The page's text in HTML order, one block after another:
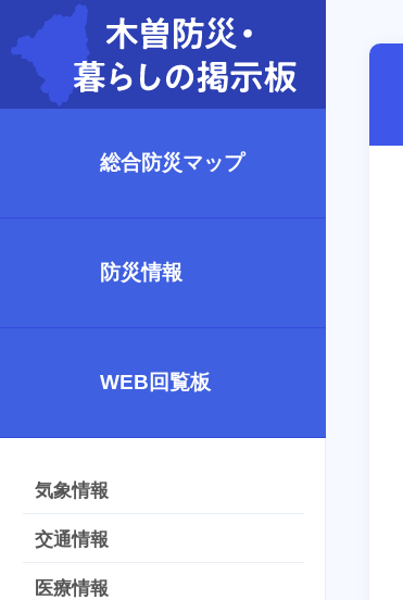
総合防災マップ
防災情報
WEB回覧板
気象情報
交通情報
医療情報